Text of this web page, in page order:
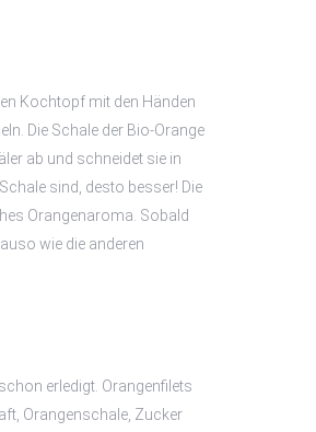
Kochtopf mit den Händen
Die Schale der Bio-Orange
ab und schneidet sie in
sind, desto besser! Die
Orangenaroma. Sobald
wie die anderen
erledigt. Orangenfilets
Orangenschale, Zucker